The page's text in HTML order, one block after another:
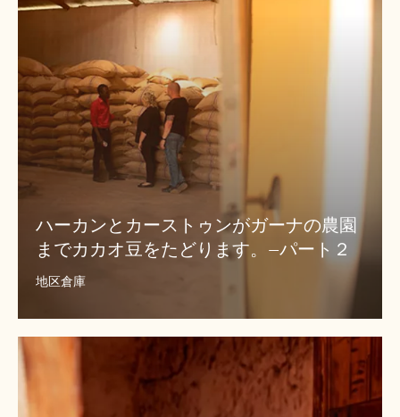
で
カ
カ
オ
豆
を
た
ど
り
す。–
マ
港
ハーカンとカーストゥンがガーナの農園
までカカオ豆をたどります。–パート２
地区倉庫
ト
ゥ
ン
が
ガ
ー
カ
カ
オ
豆
を
ハ
ー